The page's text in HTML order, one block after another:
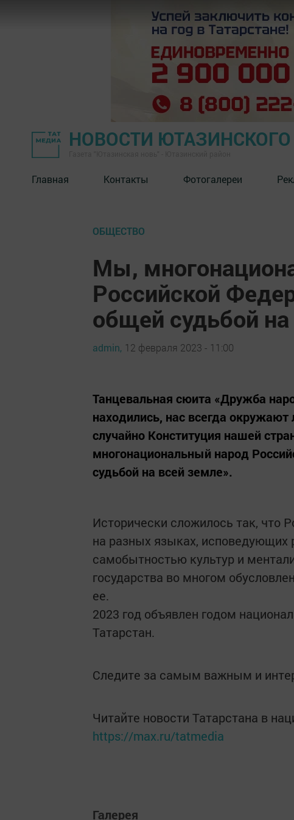
НОВОСТИ
Главная Контакты Фотогалереи
ОБЩЕСТВО
Мы,
Российской
общей судьбой
admin, 12 февраля 2023 - 11:00
Танцевальная сюита «Дружба
находились, нас всегда
случайно Конституция нашей
многонациональный народ
судьбой на всей земле».
Исторически сложилось так, что
на разных языках, исповедующих
самобытностью культур и
государства во многом
ее.
2023 год объявлен годом
Татарстан.
Следите за самым важным и
Читайте новости Татарстана в
https://max.ru/tatmedia
Галерея